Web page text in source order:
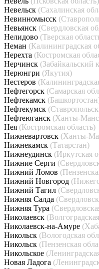
Невельск (Сахалинская
Невинномысск
Невьянск (Свердловская
Нелидово (Тверская
Неман (Калининградская
Нерехта (Костромская
Нерчинск (Забайкальский
Нерюнгри (Якутия)
Нестеров
Нефтегорск (Самарская
Нефтекамск
Нефтекумск
Нефтеюганск (Ханты-
Нея (Костромская область)
Нижневартовск (Ханты-
Нижнекамск (Татарстан)
Нижнеудинск (Иркутская
Нижние Серги
Нижний Ломов
Нижний Новгород
Нижний Тагил
Нижняя Салда
Нижняя Тура
Николаевск
Николаевск-на-Амуре
Никольск (Вологодская
Никольск (Пензенская
Никольское
Новая Ладога